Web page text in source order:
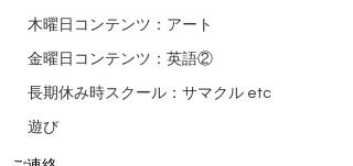
木曜日コンテンツ：アート
金曜日コンテンツ：英語②
長期休み時スクール：サマクル etc
遊び